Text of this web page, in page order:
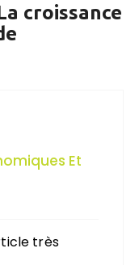
croissance
Et
très